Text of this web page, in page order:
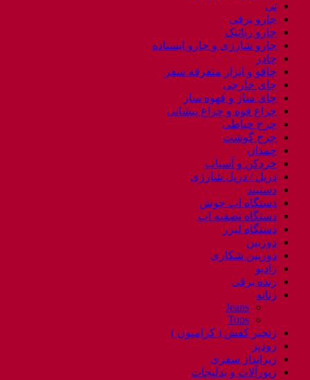
تی
جارو برقی
جارو رباتیک
جارو شارژی و جارو ایستاده
چادر
چاقو و ابزار متفرقه سفر
چای خارجی
چای ساز و قهوه ساز
چراغ قوه و چراغ پیشانی
چرخ خیاطی
چرخ گوشت
چمدان
خردکن و آسیاب
دریل / دریل شارژی
دستبند
دستگاه اب جوش
دستگاه تصفیه اب
دستگاه لیزر
دوربین
دوربین شکاری
رادیو
رنده برقی
زنانه
Jeans
Tops
زنجیر کفش ( کرامپون )
زودپز
زیرانداز سفری
زیورآلات و بدلیجات